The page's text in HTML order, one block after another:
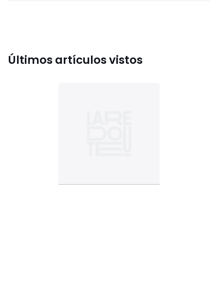
Últimos artículos vistos